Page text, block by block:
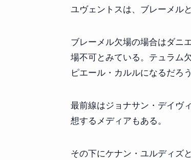
ユヴェントスは、ブレーメル
ブレーメル欠場の場合はダニ
場不可とみている。テュラム
ピエール・カルルになるだろう
最前線はジョナサン・デイヴ
想するメディアもある。
その下にケナン・ユルディズ